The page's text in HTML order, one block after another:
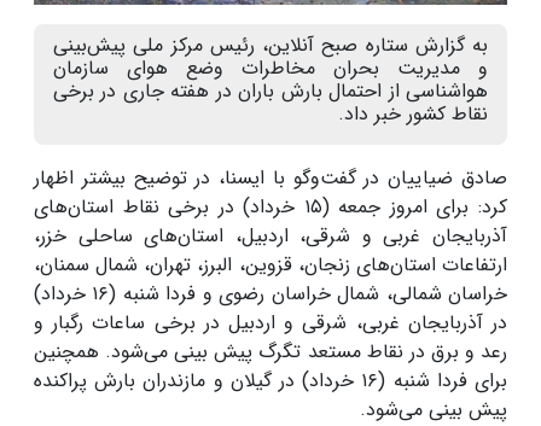
به گزارش ستاره صبح آنلاین، رئیس مرکز ملی پیش‌بینی
و مدیریت بحران مخاطرات وضع هوای سازمان
هواشناسی از احتمال بارش باران در هفته جاری در برخی
نقاط کشور خبر داد.
صادق ضیاییان در گفت‌وگو با ایسنا، در توضیح بیشتر اظهار
کرد: برای امروز جمعه (۱۵ خرداد) در برخی نقاط استان‌های
آذربایجان غربی و شرقی، اردبیل، استان‌های ساحلی خزر،
ارتفاعات استان‌های زنجان، قزوین، البرز، تهران، شمال سمنان،
خراسان شمالی، شمال خراسان رضوی و فردا شنبه (۱۶ خرداد)
در آذربایجان غربی، شرقی و اردبیل در برخی ساعات رگبار و
رعد و برق در نقاط مستعد تگرگ پیش بینی می‌شود. همچنین
برای فردا شنبه (۱۶ خرداد) در گیلان و مازندران بارش پراکنده
پیش بینی می‌شود.